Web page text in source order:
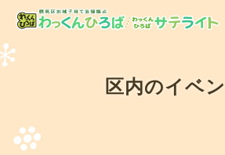
区内のイベ